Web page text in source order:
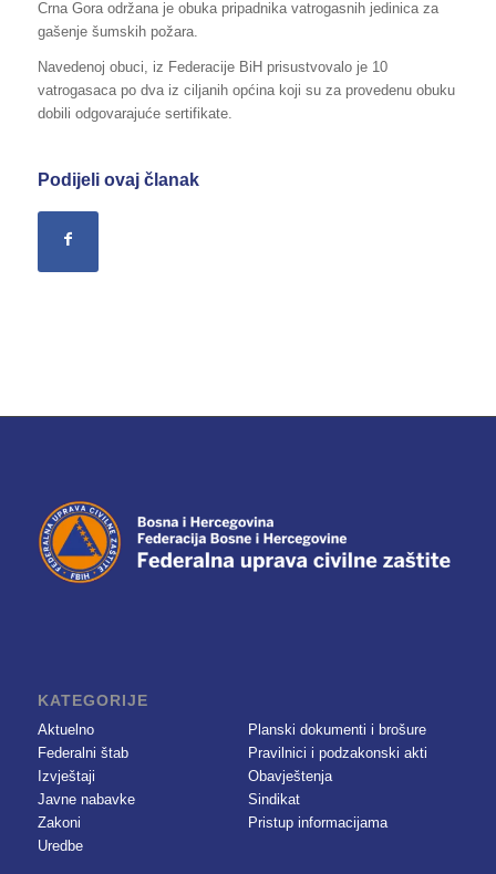
Crna Gora održana je obuka pripadnika vatrogasnih jedinica za
gašenje šumskih požara.
Navedenoj obuci, iz Federacije BiH prisustvovalo je 10
vatrogasaca po dva iz ciljanih općina koji su za provedenu obuku
dobili odgovarajuće sertifikate.
Podijeli ovaj članak
KATEGORIJE
Aktuelno
Federalni štab
Izvještaji
Javne nabavke
Zakoni
Uredbe
Planski dokumenti i brošure
Pravilnici i podzakonski akti
Obavještenja
Sindikat
Pristup informacijama